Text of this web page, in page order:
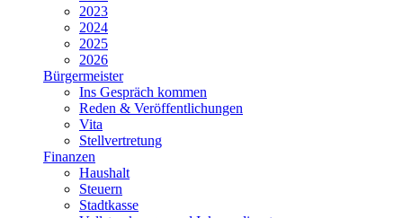
2023
2024
2025
2026
Bürgermeister
Ins Gespräch kommen
Reden & Veröffentlichungen
Vita
Stellvertretung
Finanzen
Haushalt
Steuern
Stadtkasse